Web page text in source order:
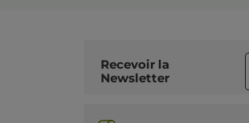
Recevoir la
Newsletter